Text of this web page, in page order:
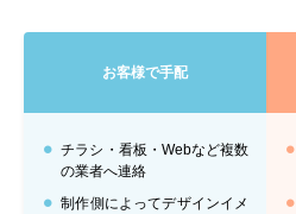
お客様で手配
チラシ・看板・Webなど複数
の業者へ連絡
制作側によってデザインイメ